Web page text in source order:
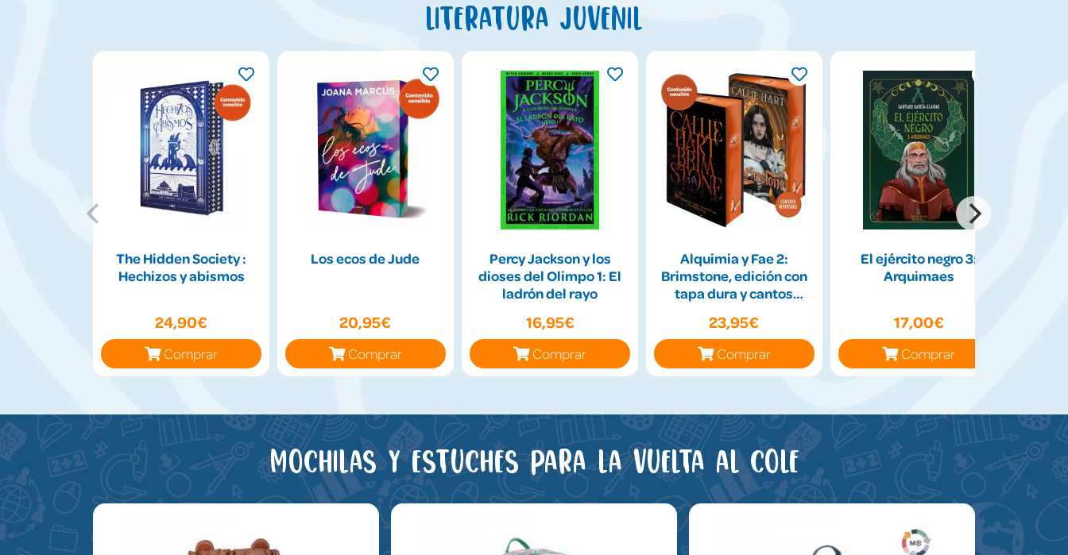
Literatura juvenil
The Hidden Society :
Hechizos y abismos
24,90€
Comprar
Los ecos de Jude
20,95€
Comprar
Percy Jackson y los
dioses del Olimpo 1: El
ladrón del rayo
16,95€
Comprar
Alquimia y Fae 2:
Brimstone, edición con
tapa dura y cantos
23,95€
Comprar
El ejército negro 3:
Arquimaes
17,00€
Comprar
Mochilas y estuches para la vuelta al cole